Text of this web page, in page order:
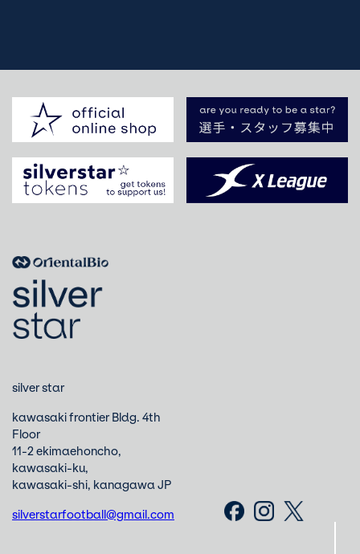
silver star
kawasaki frontier Bldg. 4th
Floor
11-2 ekimaehoncho,
kawasaki-ku,
kawasaki-shi, kanagawa JP
silverstarfootball@gmail.com